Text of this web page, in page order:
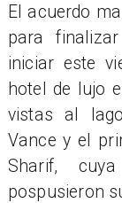
El acuerdo
para
iniciar este
hotel de lujo
vistas al
Vance y el
Sharif,
pospusieron